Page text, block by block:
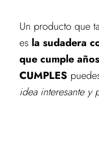
Un producto que
es la sudadera
que cumple
CUMPLES
idea interesante y